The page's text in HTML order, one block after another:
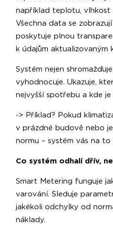
například teplotu, vlhkost
Všechna data se
poskytuje plnou
k údajům aktualizovaným
Systém nejen
vyhodnocuje. Ukazuje,
nejvyšší spotřebu a kde
-> Příklad? Pokud
v prázdné budově nebo
normu – systém vás na to
Co systém odhalí dřív,
Smart Metering funguje
varování. Sleduje
jakékoli odchylky od
náklady.